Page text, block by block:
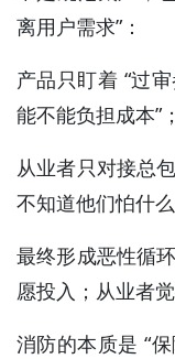
离用户需求”：
产品只盯着 “过
能不能负担成本”；
从业者只对接总
不知道他们怕什
最终形成恶性循
愿投入；从业者
消防的本质是 “